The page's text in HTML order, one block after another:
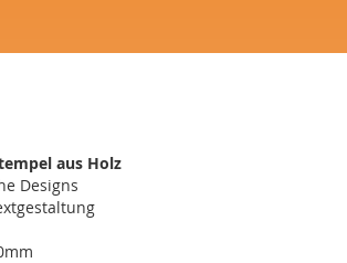
aus Holz
Designs